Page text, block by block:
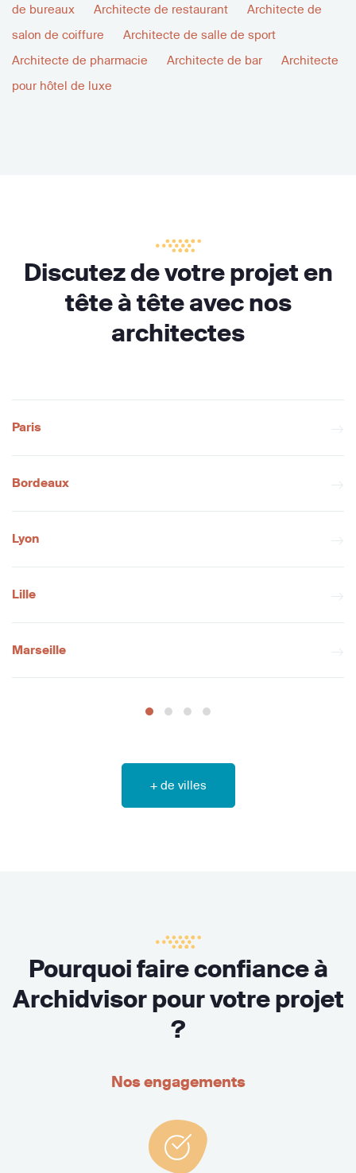
de bureaux
Architecte de restaurant
Architecte de
salon de coiffure
Architecte de salle de sport
Architecte de pharmacie
Architecte de bar
Architecte
pour hôtel de luxe
Discutez de votre projet en
tête à tête avec nos
architectes
Paris
Bordeaux
Lyon
Lille
Marseille
+ de villes
Pourquoi faire confiance à
Archidvisor pour votre projet
?
Nos engagements